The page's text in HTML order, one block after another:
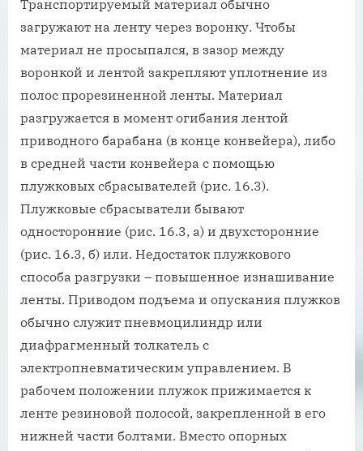
Транспортируемый материал обычно
загружают на ленту через воронку. Чтобы
материал не просыпался, в зазор между
воронкой и лентой закрепляют уплотнение из
полос прорезиненной ленты. Материал
разгружается в момент огибания лентой
приводного барабана (в конце конвейера), либо
в средней части конвейера с помощью
плужковых сбрасывателей (рис. 16.3).
Плужковые сбрасыватели бывают
односторонние (рис. 16.3, а) и двухсторонние
(рис. 16.3, б) или. Недостаток плужкового
способа разгрузки – повышенное изнашивание
ленты. Приводом подъема и опускания плужков
обычно служит пневмоцилиндр или
диафрагменный толкатель с
электропневматическим управлением. В
рабочем положении плужок прижимается к
ленте резиновой полосой, закрепленной в его
нижней части болтами. Вместо опорных